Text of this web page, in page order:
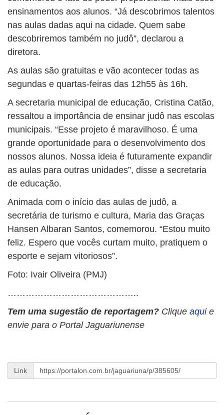
ensinamentos aos alunos. “Já descobrimos talentos
nas aulas dadas aqui na cidade. Quem sabe
descobriremos também no judô”, declarou a
diretora.
As aulas são gratuitas e vão acontecer todas as
segundas e quartas-feiras das 12h55 às 16h.
A secretaria municipal de educação, Cristina Catão,
ressaltou a importância de ensinar judô nas escolas
municipais. “Esse projeto é maravilhoso. É uma
grande oportunidade para o desenvolvimento dos
nossos alunos. Nossa ideia é futuramente expandir
as aulas para outras unidades”, disse a secretaria
de educação.
Animada com o início das aulas de judô, a
secretária de turismo e cultura, Maria das Graças
Hansen Albaran Santos, comemorou. “Estou muito
feliz. Espero que vocês curtam muito, pratiquem o
esporte e sejam vitoriosos”.
Foto: Ivair Oliveira (PMJ)
……………………………………..
Tem uma sugestão de reportagem? Clique aqui e
envie para o Portal Jaguariunense
Link